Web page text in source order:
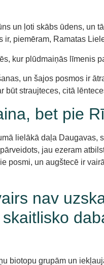
un ļoti skābs ūdens, un
ir, piemēram, Ramatas
kur plūdmaiņās līmenis
un šajos posmos ir
būt straujteces, citā
bet pie
lielākā daļa
jau ezeram
posmi, un augštecē ir
nav
biotopu grupām un